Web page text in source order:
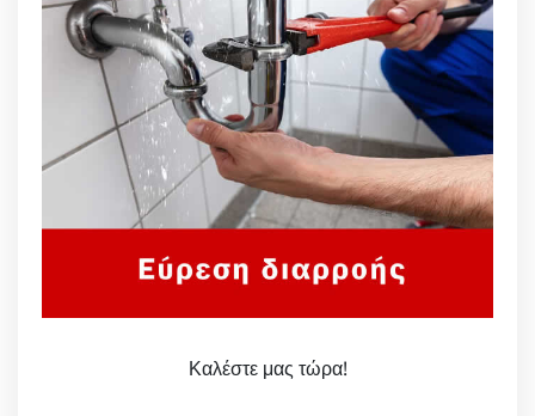
Καλέστε μας τώρα!